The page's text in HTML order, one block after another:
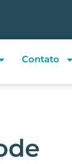
Contato